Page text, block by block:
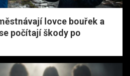
lovce bouřek a
počítají škody po